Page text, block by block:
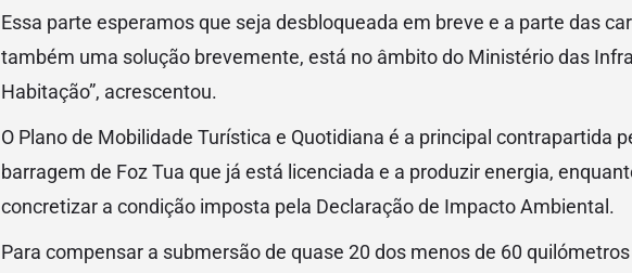
Essa parte esperamos que seja desbloqueada em breve e a parte das
também uma solução brevemente, está no âmbito do Ministério das
Habitação”, acrescentou.
O Plano de Mobilidade Turística e Quotidiana é a principal contrapartida
barragem de Foz Tua que já está licenciada e a produzir energia,
concretizar a condição imposta pela Declaração de Impacto Ambiental.
Para compensar a submersão de quase 20 dos menos de 60